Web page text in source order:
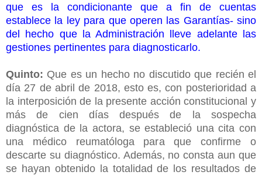
que es la condicionante que a fin de cuentas
establece la ley para que operen las Garantías- sino
del hecho que la Administración lleve adelante las
gestiones pertinentes para diagnosticarlo.
Quinto: Que es un hecho no discutido que recién el
día 27 de abril de 2018, esto es, con posterioridad a
la interposición de la presente acción constitucional y
más de cien días después de la sospecha
diagnóstica de la actora, se estableció una cita con
una médico reumatóloga para que confirme o
descarte su diagnóstico. Además, no consta aun que
se hayan obtenido la totalidad de los resultados de